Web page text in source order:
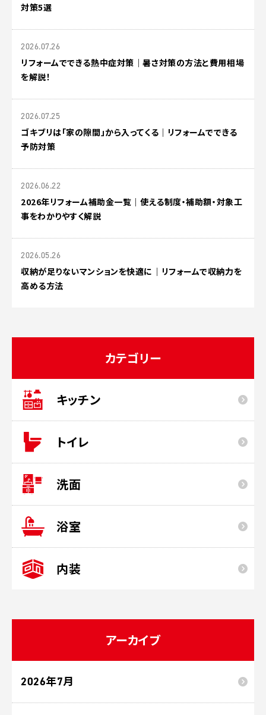
対策5選
2026.07.26
リフォームでできる熱中症対策｜暑さ対策の方法と費用相場
を解説！
2026.07.25
ゴキブリは「家の隙間」から入ってくる｜リフォームでできる
予防対策
2026.06.22
2026年リフォーム補助金一覧｜使える制度・補助額・対象工
事をわかりやすく解説
2026.05.26
収納が足りないマンションを快適に｜リフォームで収納力を
高める方法
カテゴリー
キッチン
トイレ
洗面
浴室
内装
アーカイブ
2026年7月